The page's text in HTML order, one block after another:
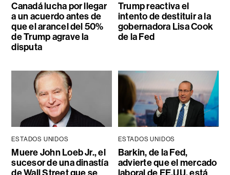
Canadá lucha por llegar
a un acuerdo antes de
que el arancel del 50%
de Trump agrave la
disputa
Trump reactiva el
intento de destituir a la
gobernadora Lisa Cook
de la Fed
ESTADOS UNIDOS
Muere John Loeb Jr., el
sucesor de una dinastía
ESTADOS UNIDOS
Barkin, de la Fed,
advierte que el mercado